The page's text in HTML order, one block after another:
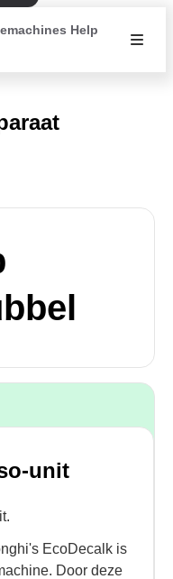
Help
unit
EcoDecalk is
Door deze